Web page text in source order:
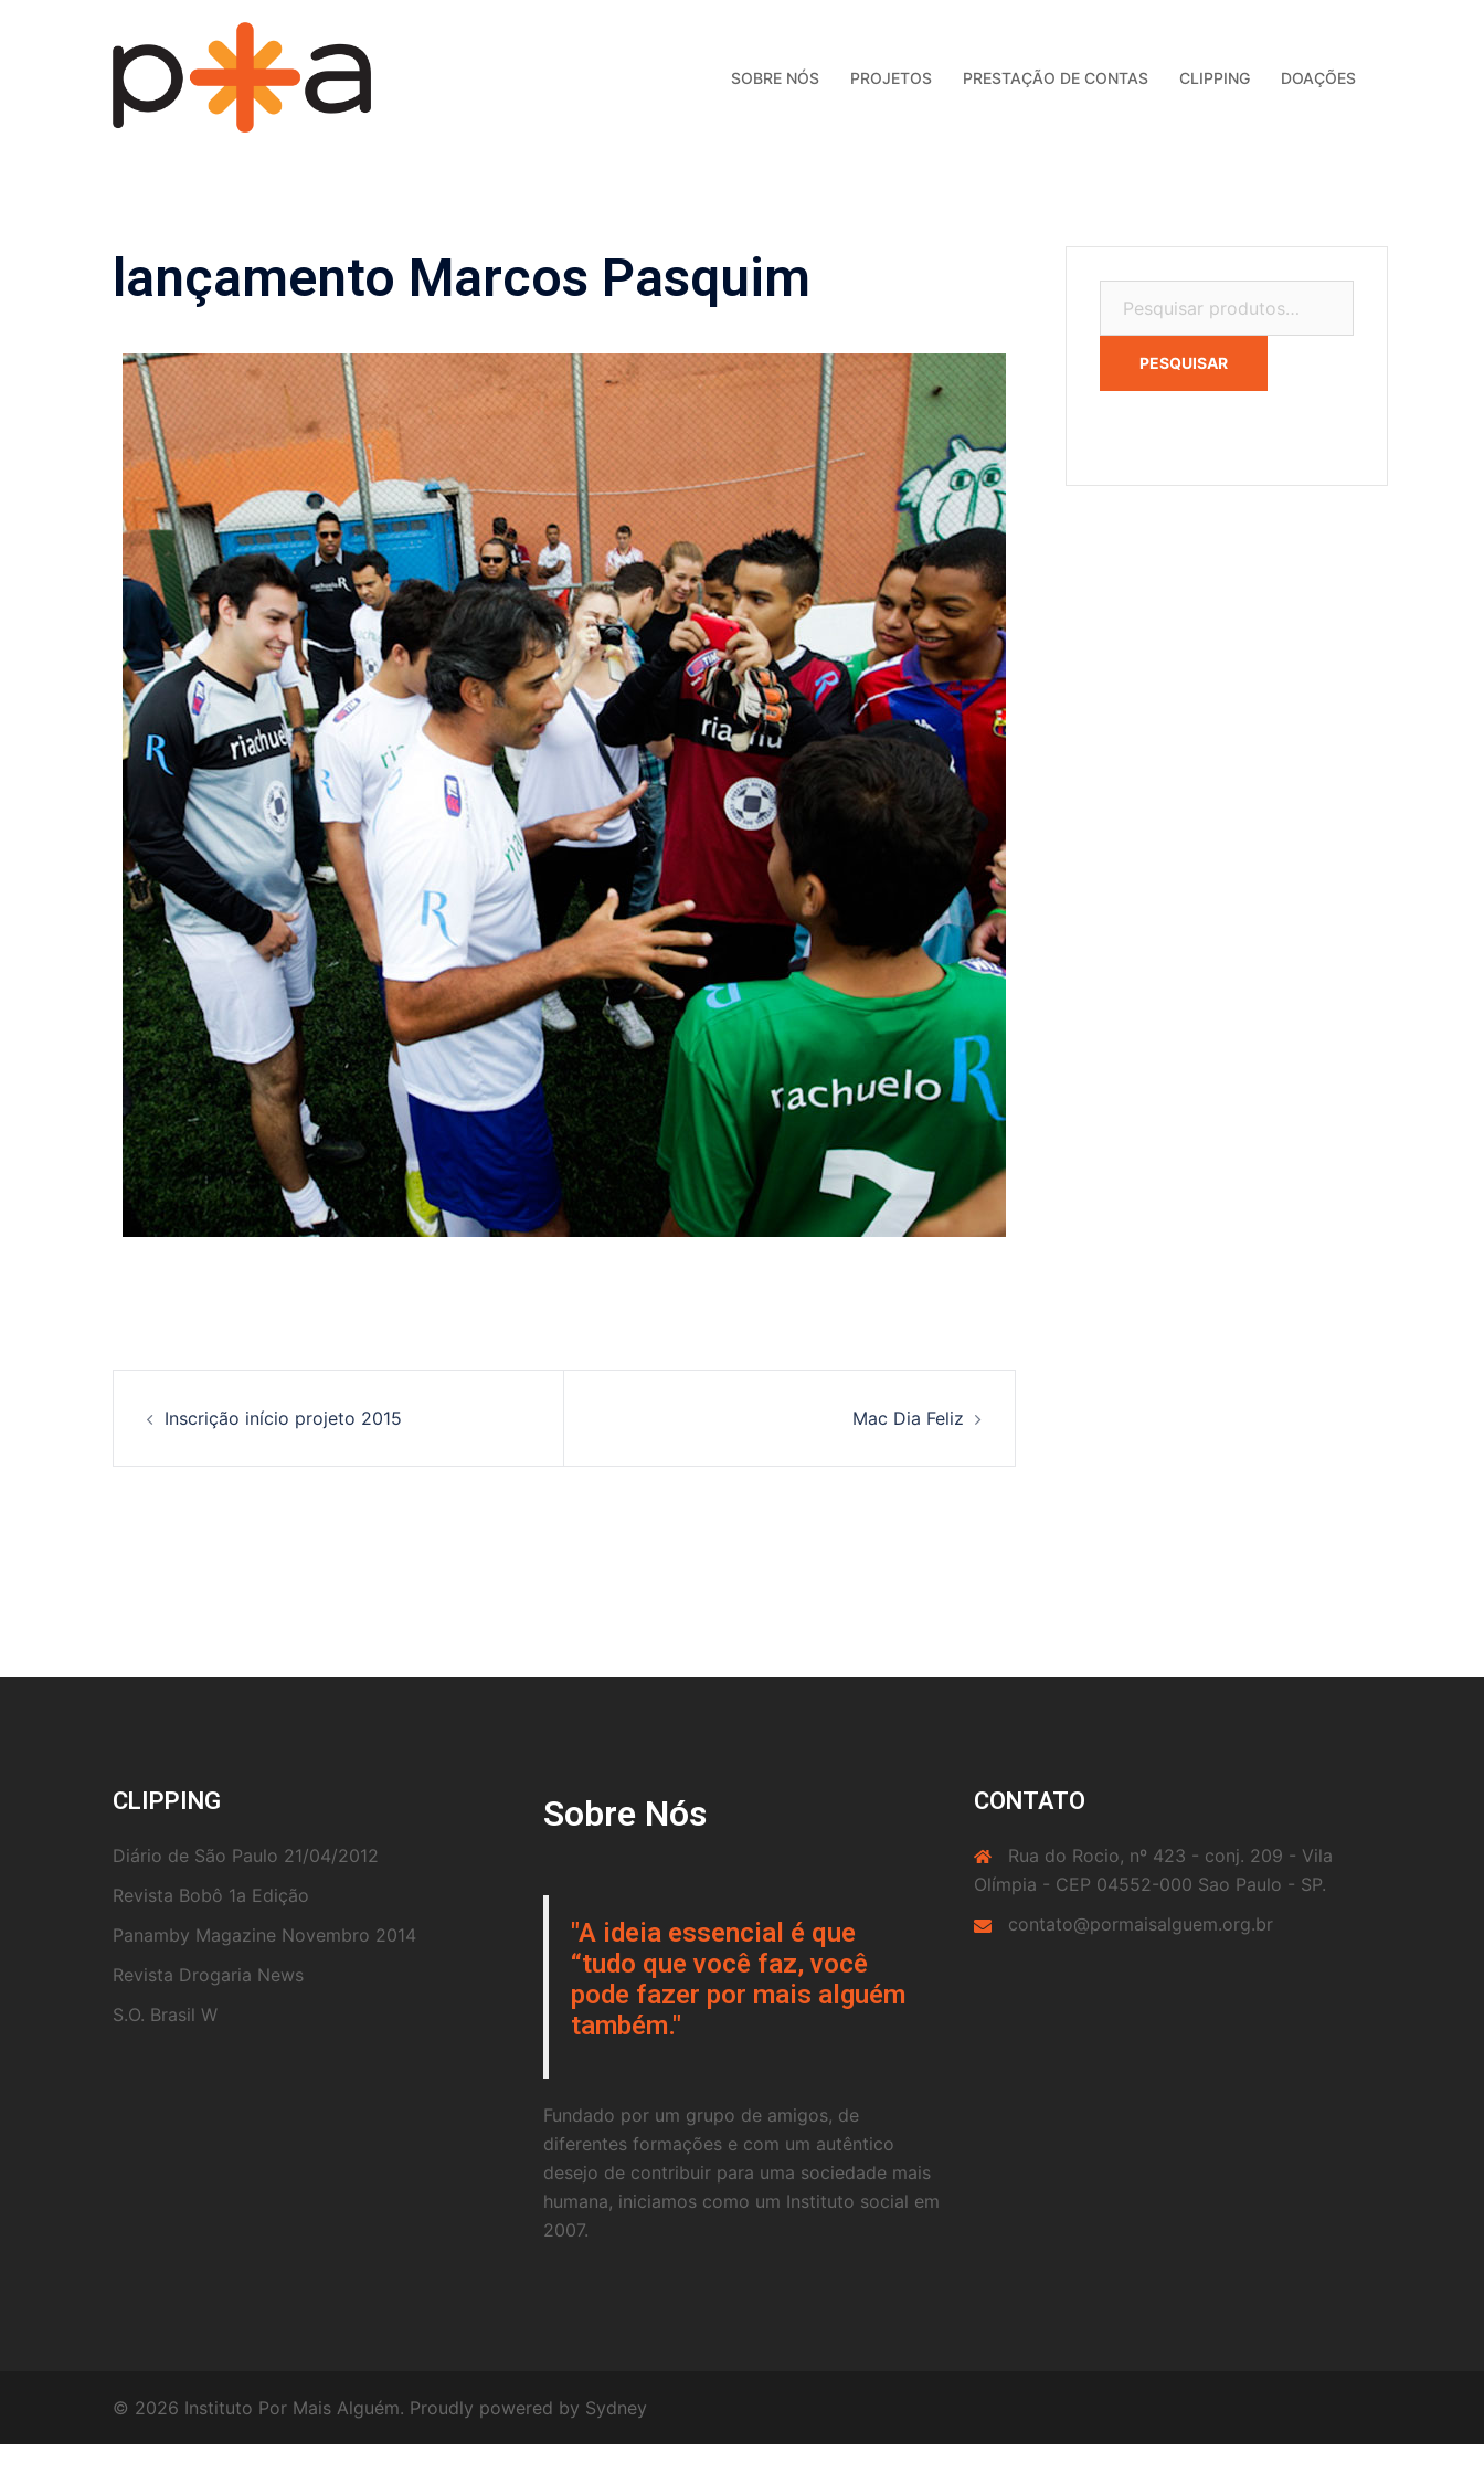
SOBRE NÓS PROJETOS PRESTAÇÃO DE CONTAS CLIPPING DOAÇÕES
lançamento Marcos Pasquim
Navegação
de
Inscrição início projeto 2015 Mac Dia Feliz
PESQUISAR
CLIPPING
Diário de São Paulo 21/04/2012
Revista Bobô 1a Edição
Panamby Magazine Novembro 2014
Revista Drogaria News
S.O. Brasil W
Sobre Nós
"A ideia essencial é que
“tudo que você faz, você
pode fazer por mais alguém
também."
Fundado por um grupo de amigos, de
diferentes formações e com um autêntico
desejo de contribuir para uma sociedade mais
humana, iniciamos como um Instituto social em
2007.
CONTATO
Rua do Rocio, nº 423 - conj. 209 - Vila
Olímpia - CEP 04552-000 Sao Paulo - SP.
contato@pormaisalguem.org.br
© 2026 Instituto Por Mais Alguém. Proudly powered by Sydney